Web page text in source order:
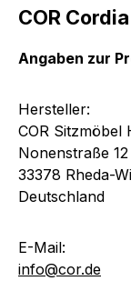
COR
Angaben zur
Hersteller:
COR Sitzmöbel
Nonenstraße 12
33378 Rheda-
Deutschland
E-Mail:
info@cor.de